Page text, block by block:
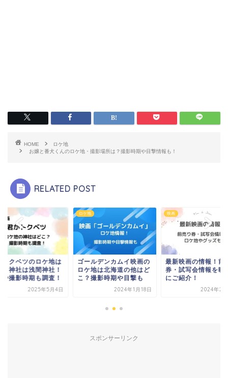
HOME
ロケ地
お嬢と番犬くんのロケ地・撮影場所は？撮影時期や目撃情報も！
RELATED POST
ルデンカムイ映画の
地は北海道の他はど
撮影時期や目撃も
2024年1月18日
映画
最新映画の情報！前売り
券・試写会情報を映画別
にご紹介！
2024年2月12日
ロケ地
君がトクベツのロケ
どこ？神社は浅間神
場所や撮影時期も調
2025年5
スポンサーリンク